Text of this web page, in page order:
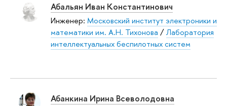
Абальян Иван Константинович
Инженер: Московский институт электроники и
математики им. А.Н. Тихонова /Лаборатория
интеллектуальных беспилотных систем
Абанкина Ирина Всеволодовна